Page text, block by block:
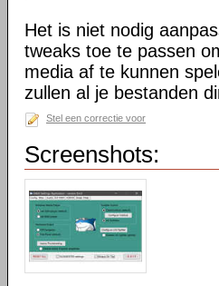
Het is niet nodig
tweaks toe te passen
media af te kunnen
zullen al je bestanden
Stel een correctie voor
Screenshots: